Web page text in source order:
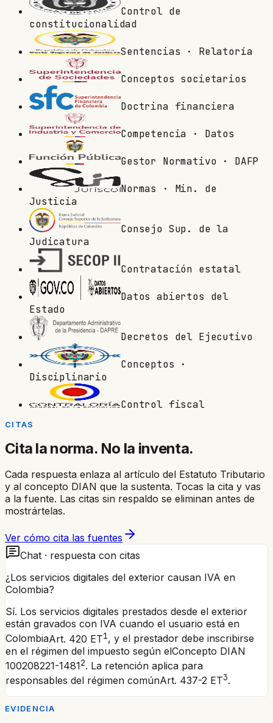
Control de
constitucionalidad
Sentencias · Relatoría
Conceptos societarios
Doctrina financiera
Competencia · Datos
Gestor Normativo · DAFP
Normas · Min. de
Justicia
Consejo Sup. de la
Judicatura
Contratación estatal
Datos abiertos del
Estado
Decretos del Ejecutivo
Conceptos ·
Disciplinario
Control fiscal
CITAS
Cita la norma. No la inventa.
Cada respuesta enlaza al artículo del Estatuto Tributario
y al concepto DIAN que la sustenta. Tocas la cita y vas
a la fuente. Las citas sin respaldo se eliminan antes de
mostrártelas.
Ver cómo cita las fuentes
Chat · respuesta con citas
¿Los servicios digitales del exterior causan IVA en
Colombia?
Sí. Los servicios digitales prestados desde el exterior
están gravados con IVA cuando el usuario está en
ColombiaArt. 420 ET1, y el prestador debe inscribirse
en el régimen del impuesto según elConcepto DIAN
100208221-14812. La retención aplica para
responsables del régimen comúnArt. 437-2 ET3.
EVIDENCIA